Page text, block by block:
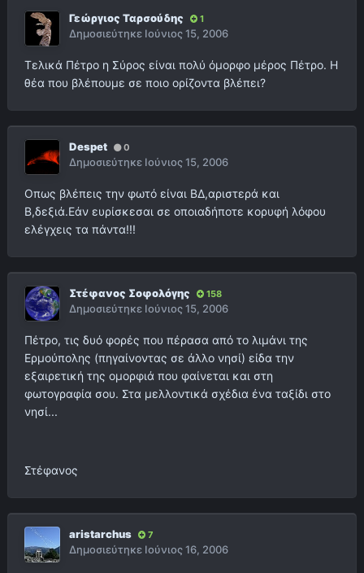
Γεώργιος Ταρσούδης 1
Δημοσιεύτηκε Ιούνιος 15, 2006
Τελικά Πέτρο η Σύρος είναι πολύ όμορφο μέρος Πέτρο. Η
θέα που βλέπουμε σε ποιο ορίζοντα βλέπει?
Despet 0
Δημοσιεύτηκε Ιούνιος 15, 2006
Οπως βλέπεις την φωτό είναι ΒΔ,αριστερά και
Β,δεξιά.Εάν ευρίσκεσαι σε οποιαδήποτε κορυφή λόφου
ελέγχεις τα πάντα!!!
Στέφανος Σοφολόγης 158
Δημοσιεύτηκε Ιούνιος 15, 2006
Πέτρο, τις δυό φορές που πέρασα από το λιμάνι της
Ερμούπολης (πηγαίνοντας σε άλλο νησί) είδα την
εξαιρετική της ομορφιά που φαίνεται και στη
φωτογραφία σου. Στα μελλοντικά σχέδια ένα ταξίδι στο
νησί...
Στέφανος
aristarchus 7
Δημοσιεύτηκε Ιούνιος 16, 2006